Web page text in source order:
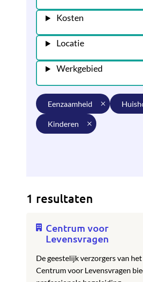
Kosten
Locatie
Werkgebied
eenzaamheid
kinderen
1 resultaten
Centrum voor
Levensvragen
De geestelijk verzorgers van het
Centrum voor Levensvragen